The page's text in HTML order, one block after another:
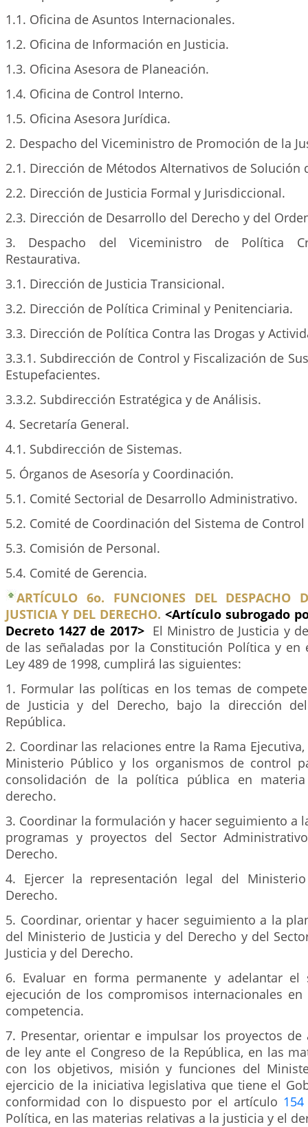
1.1. Oficina de Asuntos Internacionales.
1.2. Oficina de Información en Justicia.
1.3. Oficina Asesora de Planeación.
1.4. Oficina de Control Interno.
1.5. Oficina Asesora Jurídica.
2. Despacho del Viceministro de Promoción de la
2.1. Dirección de Métodos Alternativos de Solución
2.2. Dirección de Justicia Formal y Jurisdiccional.
2.3. Dirección de Desarrollo del Derecho y del
3. Despacho del Viceministro de Política
Restaurativa.
3.1. Dirección de Justicia Transicional.
3.2. Dirección de Política Criminal y Penitenciaria.
3.3. Dirección de Política Contra las Drogas y
3.3.1. Subdirección de Control y Fiscalización de
Estupefacientes.
3.3.2. Subdirección Estratégica y de Análisis.
4. Secretaría General.
4.1. Subdirección de Sistemas.
5. Órganos de Asesoría y Coordinación.
5.1. Comité Sectorial de Desarrollo Administrativo.
5.2. Comité de Coordinación del Sistema de
5.3. Comisión de Personal.
5.4. Comité de Gerencia.
ARTÍCULO 6o. FUNCIONES DEL DESPACHO
JUSTICIA Y DEL DERECHO. <Artículo subrogado
Decreto 1427 de 2017> El Ministro de Justicia y
de las señaladas por la Constitución Política y
Ley 489 de 1998, cumplirá las siguientes:
1. Formular las políticas en los temas de
de Justicia y del Derecho, bajo la dirección
República.
2. Coordinar las relaciones entre la Rama
Ministerio Público y los organismos de control
consolidación de la política pública en
derecho.
3. Coordinar la formulación y hacer seguimiento a
programas y proyectos del Sector
Derecho.
4. Ejercer la representación legal del
Derecho.
5. Coordinar, orientar y hacer seguimiento a la
del Ministerio de Justicia y del Derecho y del
Justicia y del Derecho.
6. Evaluar en forma permanente y adelantar el
ejecución de los compromisos internacionales
competencia.
7. Presentar, orientar e impulsar los proyectos de
de ley ante el Congreso de la República, en las
con los objetivos, misión y funciones del
ejercicio de la iniciativa legislativa que tiene el
conformidad con lo dispuesto por el artículo 154
Política, en las materias relativas a la justicia y el